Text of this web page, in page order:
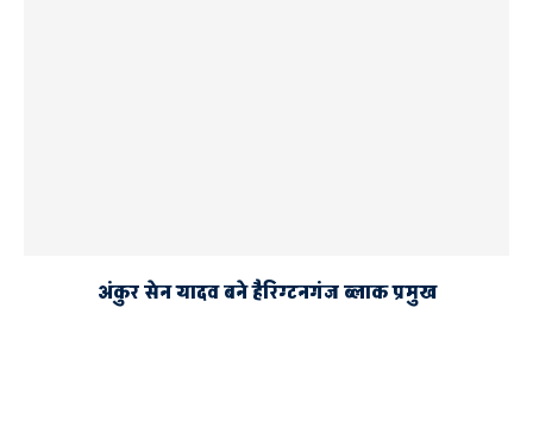
अंकुर सेन यादव बने हैरिग्टनगंज ब्लाक प्रमुख